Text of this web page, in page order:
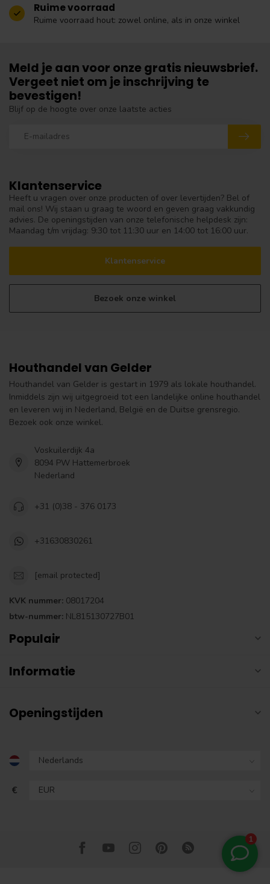
Ruime voorraad
Ruime voorraad hout: zowel online, als in onze winkel
Klantenservice
Heeft u vragen over onze producten of over levertijden? Bel of
mail ons! Wij staan u graag te woord en geven graag vakkundig
advies. De openingstijden van onze telefonische helpdesk zijn:
Maandag t/m vrijdag: 9:30 tot 11:30 uur en 14:00 tot 16:00 uur.
Klantenservice
Bezoek onze winkel
Meld je aan voor onze gratis nieuwsbrief.
Vergeet niet om je inschrijving te
bevestigen!
Blijf op de hoogte over onze laatste acties
Houthandel van Gelder
Houthandel van Gelder is gestart in 1979 als lokale houthandel.
Inmiddels zijn wij uitgegroeid tot een landelijke online houthandel
en leveren wij in Nederland, België en de Duitse grensregio.
Bezoek ook onze winkel.
Voskuilerdijk 4a
8094 PW Hattemerbroek
Nederland
+31 (0)38 - 376 0173
+31630830261
[email protected]
KVK nummer: 08017204
btw-nummer: NL815130727B01
Populair
Informatie
Openingstijden
€